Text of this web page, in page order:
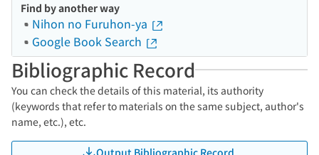
Find by another way
Nihon no Furuhon-ya
Google Book Search
Bibliographic Record
You can check the details of this material, its authority
(keywords that refer to materials on the same subject, author's
name, etc.), etc.
Output Bibliographic Record